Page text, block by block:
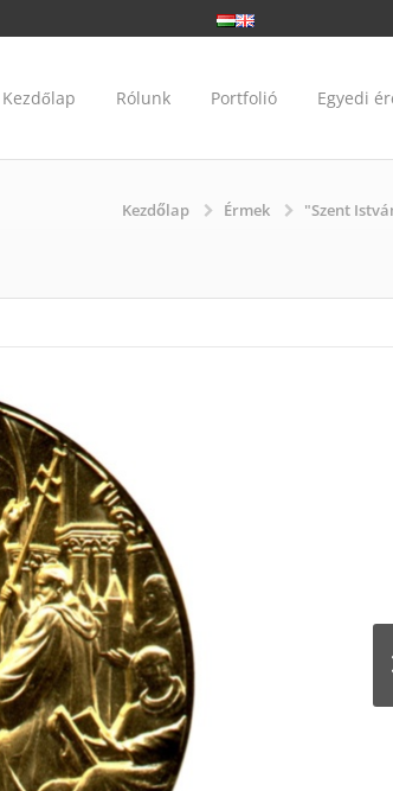
Kezdőlap Rólunk Portfolió Egyedi
Kezdőlap Érmek "Szent